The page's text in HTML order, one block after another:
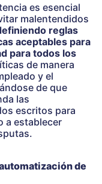
es esencial
malentendidos
reglas
aceptables para
para todos los
de manera
y el
de que
las
escritos para
a establecer
de